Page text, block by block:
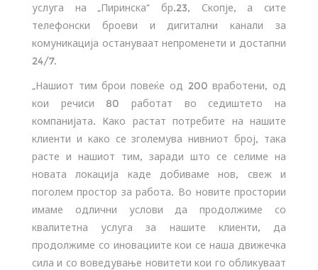
услуга на „Пиринска“ бр.23, Скопје, а сите
телефонски броеви и дигитални канали за
комуникација остануваат непроменети и достапни
24/7.
„Нашиот тим брои повеќе од 200 вработени, од
кои речиси 80 работат во седиштето на
компанијата. Како растат потребите на нашите
клиенти и како се зголемува нивниот број, така
расте и нашиот тим, заради што се селиме на
новата локација каде добиваме нов, свеж и
поголем простор за работа. Во новите простории
имаме одлични услови да продолжиме со
квалитетна услуга за нашите клиенти, да
продолжиме со иновациите кои се наша движечка
сила и со воведување новитети кои го обликуваат